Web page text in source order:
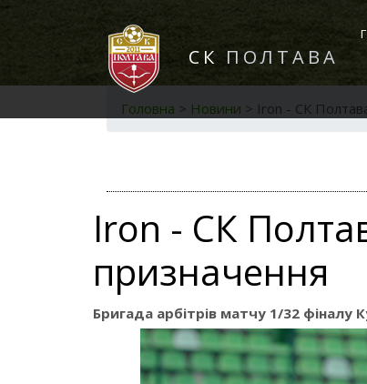
СК ПОЛТАВА
Головна > Новини > Iron - СК
Iron - СК
призначення
Бригада арбітрів матчу 1/32 фіналу